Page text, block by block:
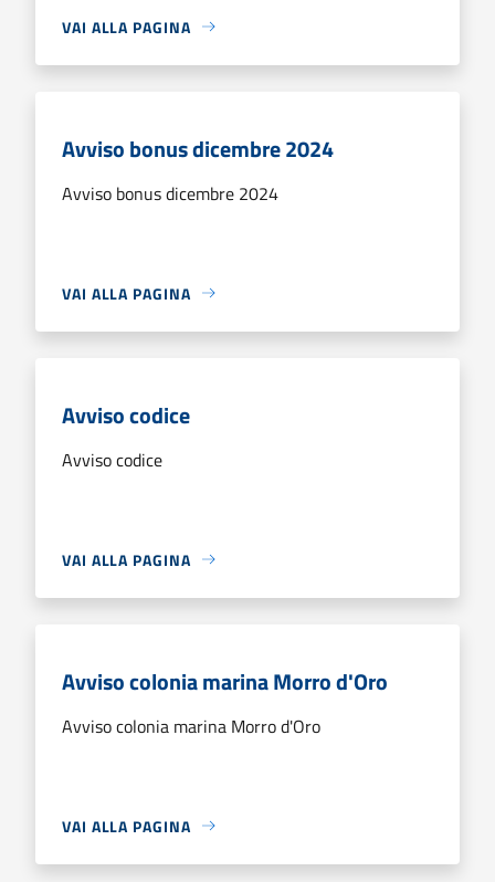
VAI ALLA PAGINA
Avviso bonus dicembre 2024
Avviso bonus dicembre 2024
VAI ALLA PAGINA
Avviso codice
Avviso codice
VAI ALLA PAGINA
Avviso colonia marina Morro d'Oro
Avviso colonia marina Morro d'Oro
VAI ALLA PAGINA